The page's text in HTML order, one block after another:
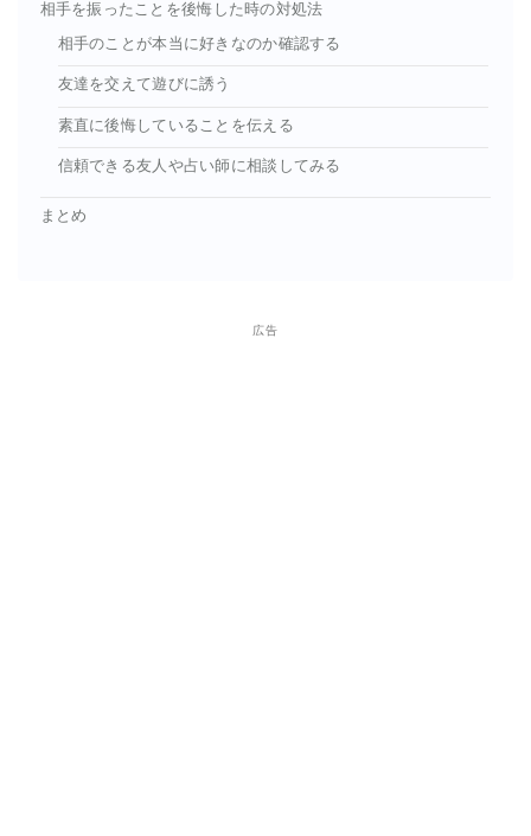
相手を振ったことを後悔した時の対処法
相手のことが本当に好きなのか確認する
友達を交えて遊びに誘う
素直に後悔していることを伝える
信頼できる友人や占い師に相談してみる
まとめ
広告